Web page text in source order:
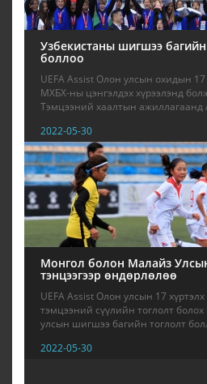
Узбекистаны шигшээ
боллоо
UEFA Assist Олон улсын охидын
МХБХ-ны цэнгэлдэх хүрээлэнд
Тэмцээний хаалтын ажиллагаанд
2022-05-30
Монгол болон Малайз
тэнцээгээр өндөрлөлөө
UEFA Assist Олон улсын 17
тэмцээний сүүлийн тоглолт
улсын шигшээ багийн тоглолт
2022-05-30